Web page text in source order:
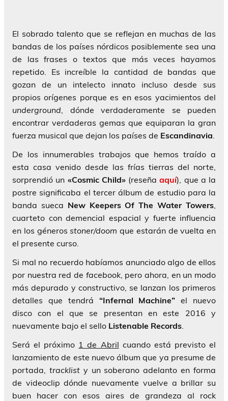
El sobrado talento que se reflejan en muchas de las
bandas de los países nórdicos posiblemente sea una
de las frases o textos que más veces hayamos
repetido. Es increíble la cantidad de bandas que
gozan de un intelecto innato incluso desde sus
propios orígenes porque es en esos yacimientos del
underground , dónde verdaderamente se pueden
encontrar verdaderas gemas que equiparan la gran
fuerza musical que dejan los países de Escandinavia
De los innumerables trabajos que hemos traído a
esta casa venido desde las frías tierras del norte,
sorprendió un «Cosmic Child» (reseñaaquí), que a la
postre significaba el tercer álbum de estudio para la
banda sueca New Keepers Of The Water Towers
cuarteto con demencial espacial y fuerte influencia
en los génerosstoner/doom que estarán de vuelta en
el presente curso.
Si mal no recuerdo habíamos anunciado algo de ellos
por nuestra red de facebook, pero ahora, en un modo
más depurado y constructivo, se lanzan los primeros
detalles que tendrá “Infernal Machine” el nuevo
disco con el que se presentan en este 2016 y
nuevamente bajo el sello Listenable Records
Será el próximo 1 de Abril cuando está previsto el
lanzamiento de este nuevo álbum que ya presume de
portada, tracklisty un soberano adelanto en forma
de videoclip dónde nuevamente vuelve a brillar su
buen hacer con esos aires de grandeza al rock